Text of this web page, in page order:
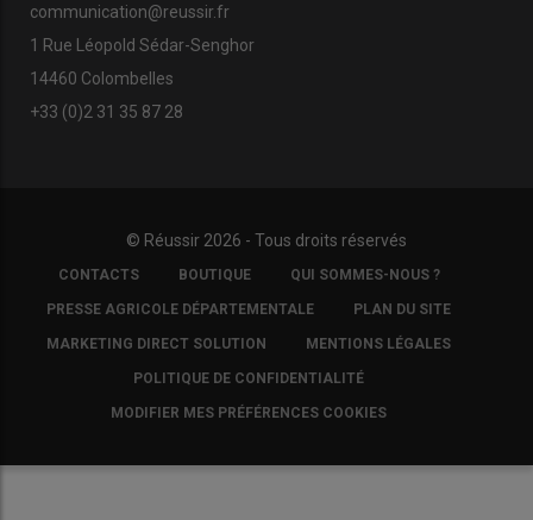
communication@reussir.fr
1 Rue Léopold Sédar-Senghor
14460 Colombelles
+33 (0)2 31 35 87 28
© Réussir 2026 - Tous droits réservés
FOOTER
COPYRIGHT
CONTACTS BOUTIQUE QUI SOMMES-NOUS ?
PRESSE AGRICOLE DÉPARTEMENTALE PLAN DU SITE
MARKETING DIRECT SOLUTION MENTIONS LÉGALES
POLITIQUE DE CONFIDENTIALITÉ
MODIFIER MES PRÉFÉRENCES COOKIES